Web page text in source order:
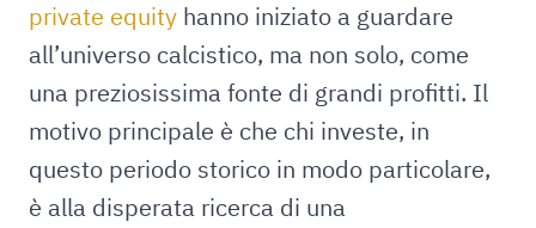
private equity hanno iniziato a guardare
all’universo calcistico, ma non solo, come
una preziosissima fonte di grandi profitti. Il
motivo principale è che chi investe, in
questo periodo storico in modo particolare,
è alla disperata ricerca di una